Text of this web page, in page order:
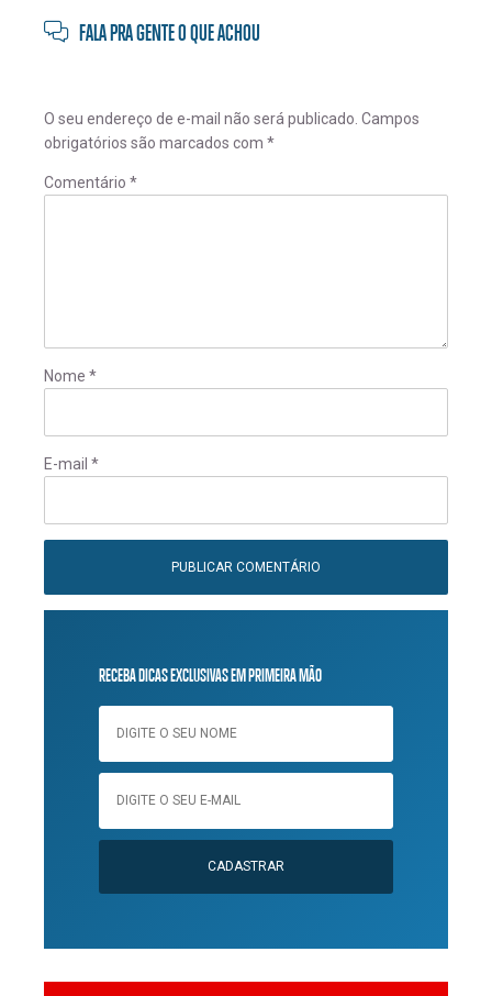
FALA PRA GENTE O QUE ACHOU
O seu endereço de e-mail não será publicado. Campos
obrigatórios são marcados com *
Comentário *
Nome *
E-mail *
RECEBA DICAS EXCLUSIVAS EM PRIMEIRA MÃO
CADASTRAR